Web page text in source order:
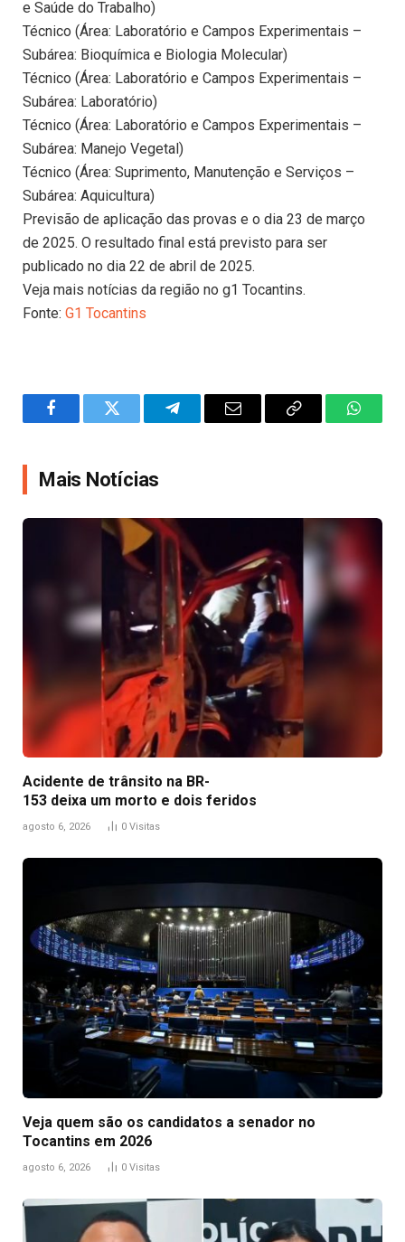
e Saúde do Trabalho)
Técnico (Área: Laboratório e Campos Experimentais –
Subárea: Bioquímica e Biologia Molecular)
Técnico (Área: Laboratório e Campos Experimentais –
Subárea: Laboratório)
Técnico (Área: Laboratório e Campos Experimentais –
Subárea: Manejo Vegetal)
Técnico (Área: Suprimento, Manutenção e Serviços –
Subárea: Aquicultura)
Previsão de aplicação das provas e o dia 23 de março
de 2025. O resultado final está previsto para ser
publicado no dia 22 de abril de 2025.
Veja mais notícias da região no g1 Tocantins.
Fonte: G1 Tocantins
FacebookTwitter TelegramEmail
Copy
Mais Notícias
Acidente de trânsito na BR-
153 deixa um morto e dois feridos
agosto 6, 2026 0 Visitas
Veja quem são os candidatos a senador no
Tocantins em 2026
agosto 6, 2026 0 Visitas